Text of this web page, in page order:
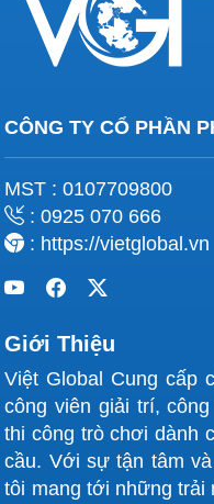
CÔNG TY CỔ PHẦN
MST : 0107709800
: 0925 070 666
: https://vietglobal.vn
Giới Thiệu
Việt Global Cung cấp
công viên giải trí,
thi công trò chơi dành
cầu. Với sự tận tâm
tôi mang tới những trải